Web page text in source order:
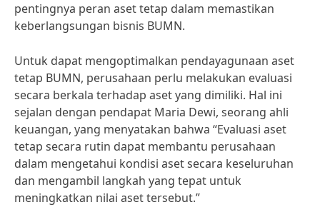
pentingnya peran aset tetap dalam memastikan
keberlangsungan bisnis BUMN.
Untuk dapat mengoptimalkan pendayagunaan aset
tetap BUMN, perusahaan perlu melakukan evaluasi
secara berkala terhadap aset yang dimiliki. Hal ini
sejalan dengan pendapat Maria Dewi, seorang ahli
keuangan, yang menyatakan bahwa “Evaluasi aset
tetap secara rutin dapat membantu perusahaan
dalam mengetahui kondisi aset secara keseluruhan
dan mengambil langkah yang tepat untuk
meningkatkan nilai aset tersebut.”